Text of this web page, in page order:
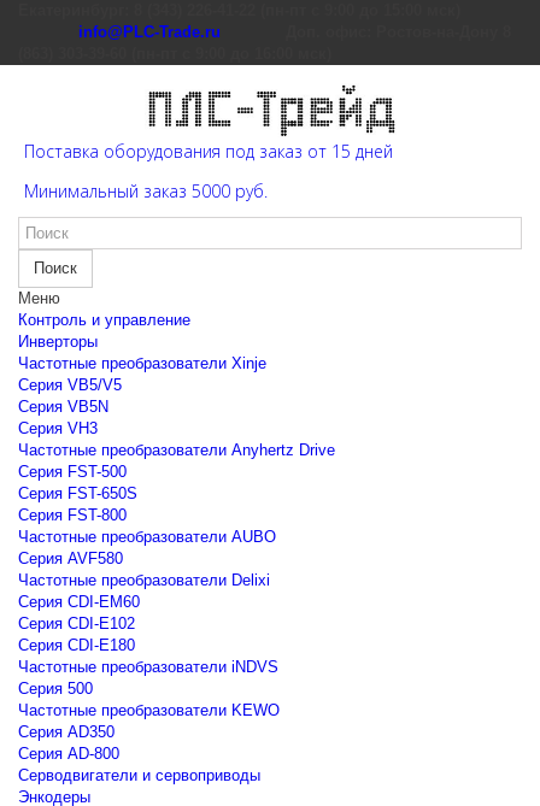
info@PLC-Trade.ru
Поставка оборудования под заказ от 15 дней
Минимальный заказ 5000 руб.
Поиск
Меню
Контроль и управление
Инверторы
Частотные преобразователи Xinje
Cерия VB5/V5
Cерия VB5N
Cерия VH3
Частотные преобразователи Anyhertz Drive
Серия FST-500
Серия FST-650S
Серия FST-800
Частотные преобразователи AUBO
Серия AVF580
Частотные преобразователи Delixi
Серия CDI-EM60
Серия CDI-E102
Серия CDI-E180
Частотные преобразователи iNDVS
Серия 500
Частотные преобразователи KEWO
Серия AD350
Серия AD-800
Серводвигатели и сервоприводы
Энкодеры